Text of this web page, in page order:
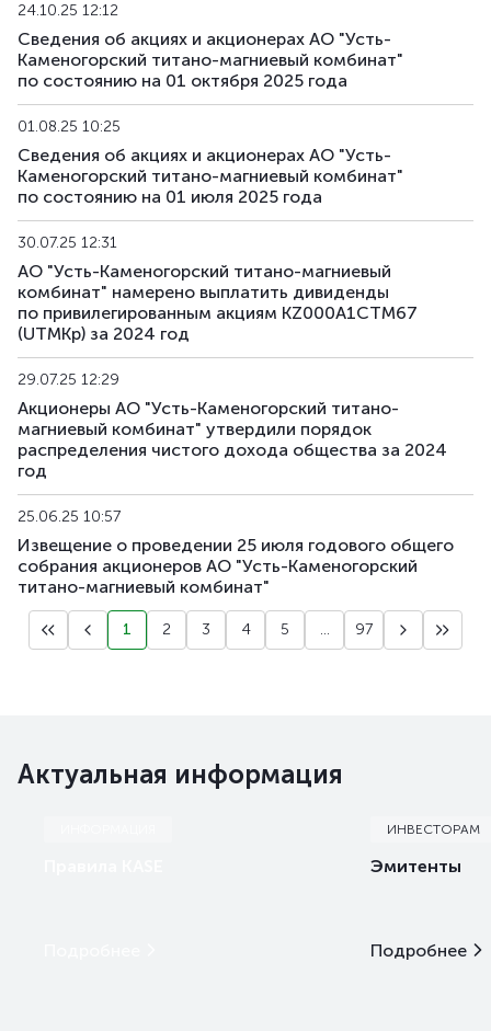
24.10.25 12:12
Сведения об акциях и акционерах АО "Усть-
Каменогорский титано-магниевый комбинат"
по состоянию на 01 октября 2025 года
01.08.25 10:25
Сведения об акциях и акционерах АО "Усть-
Каменогорский титано-магниевый комбинат"
по состоянию на 01 июля 2025 года
30.07.25 12:31
АО "Усть-Каменогорский титано-магниевый
комбинат" намерено выплатить дивиденды
по привилегированным акциям KZ000A1CTM67
(UTMKp) за 2024 год
29.07.25 12:29
Акционеры АО "Усть-Каменогорский титано-
магниевый комбинат" утвердили порядок
распределения чистого дохода общества за 2024
год
25.06.25 10:57
Извещение о проведении 25 июля годового общего
собрания акционеров АО "Усть-Каменогорский
титано-магниевый комбинат"
1 2 3 4 5 ... 97
Актуальная информация
ИНВЕСТОРАМ
Эмитенты
Подробнее